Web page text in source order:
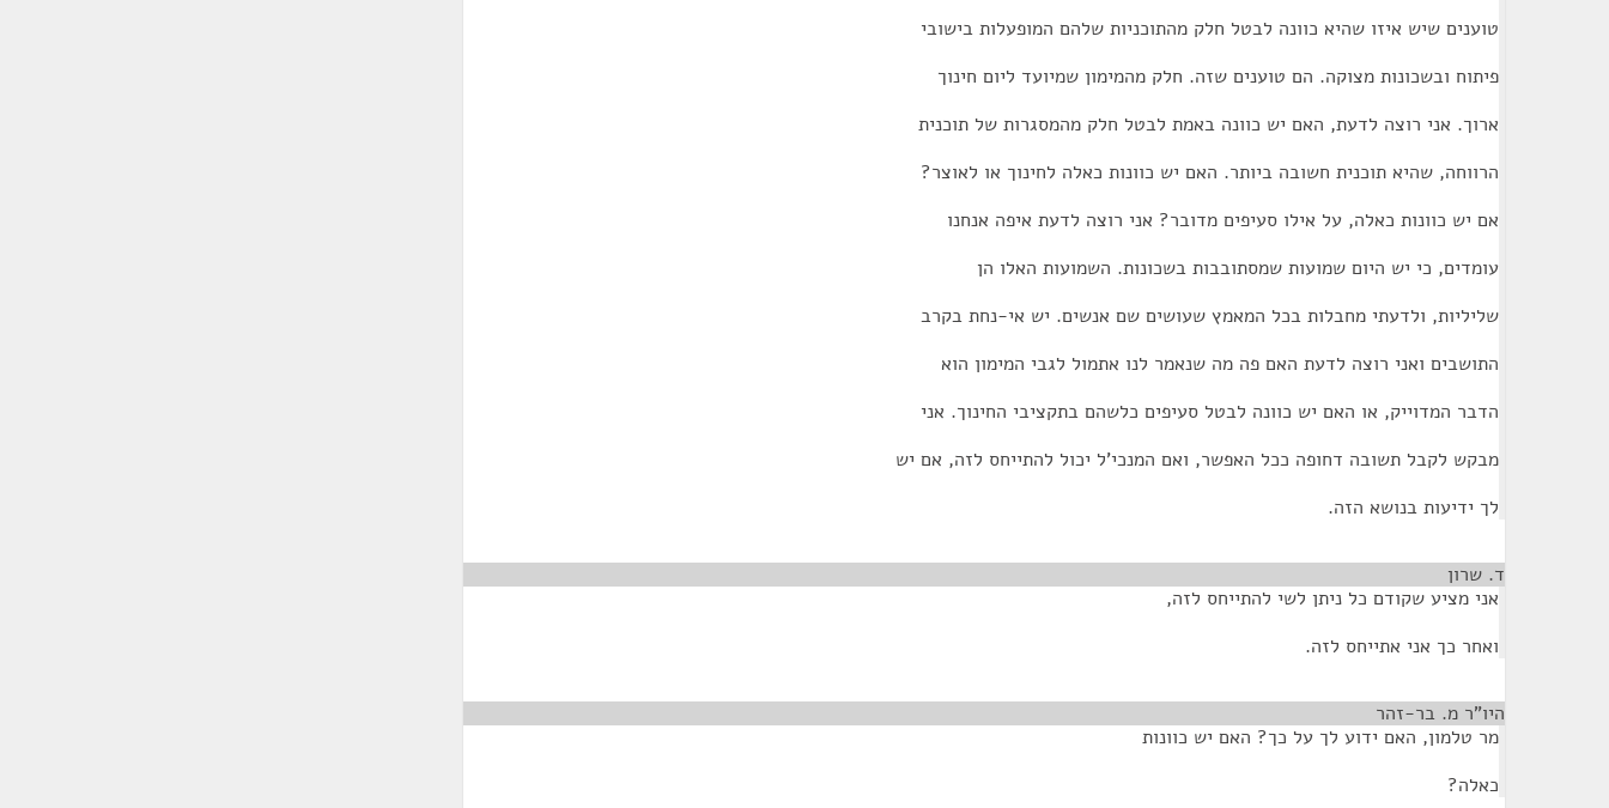
טוענים שיש איזו שהיא כוונה לבטל חלק מהתוכניות שלהם המופעלות בישובי
פיתוח ובשכונות מצוקה. הם טוענים שזה. חלק מהמימון שמיועד ליום חינוך
ארוך. אני רוצה לדעת, האם יש כוונה באמת לבטל חלק מהמסגרות של תוכנית
הרווחה, שהיא תוכנית חשובה ביותר. האם יש כוונות כאלה לחינוך או לאוצר?
אם יש כוונות כאלה, על אילו סעיפים מדובר? אני רוצה לדעת איפה אנחנו
עומדים, כי יש היום שמועות שמסתובבות בשכונות. השמועות האלו הן
שליליות, ולדעתי מחבלות בכל המאמץ שעושים שם אנשים. יש אי-נחת בקרב
התושבים ואני רוצה לדעת האם פה מה שנאמר לנו אתמול לגבי המימון הוא
הדבר המדוייק, או האם יש כוונה לבטל סעיפים כלשהם בתקציבי החינוך. אני
מבקש לקבל תשובה דחופה ככל האפשר, ואם המנכי'ל יכול להתייחס לזה, אם יש
לך ידיעות בנושא הזה.
ד. שרון
אני מציע שקודם כל ניתן לשי להתייחס לזה,
ואחר כך אני אתייחס לזה.
היו"ר מ. בר-זהר
מר טלמון, האם ידוע לך על כך? האם יש כוונות
כאלה?